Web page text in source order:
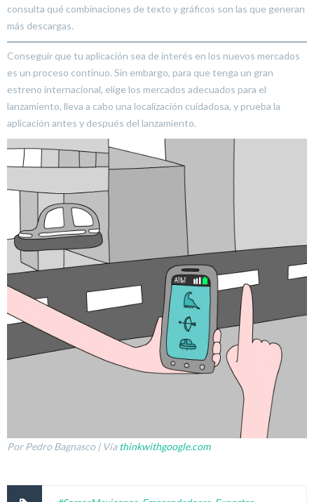
consulta qué combinaciones de texto y gráficos son las que generan
más descargas.
Conseguir que tu aplicación sea de interés en los nuevos mercados
es un proceso continuo. Sin embargo, para que tenga un gran
estreno internacional, elige los mercados adecuados para el
lanzamiento, lleva a cabo una localización cuidadosa, y prueba la
aplicación antes y después del lanzamiento.
Por Pedro Bagnasco | Víathinkwithgoogle.com